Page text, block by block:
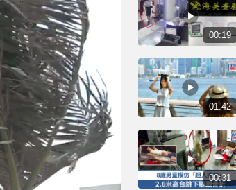
00:19
01:42
00:31